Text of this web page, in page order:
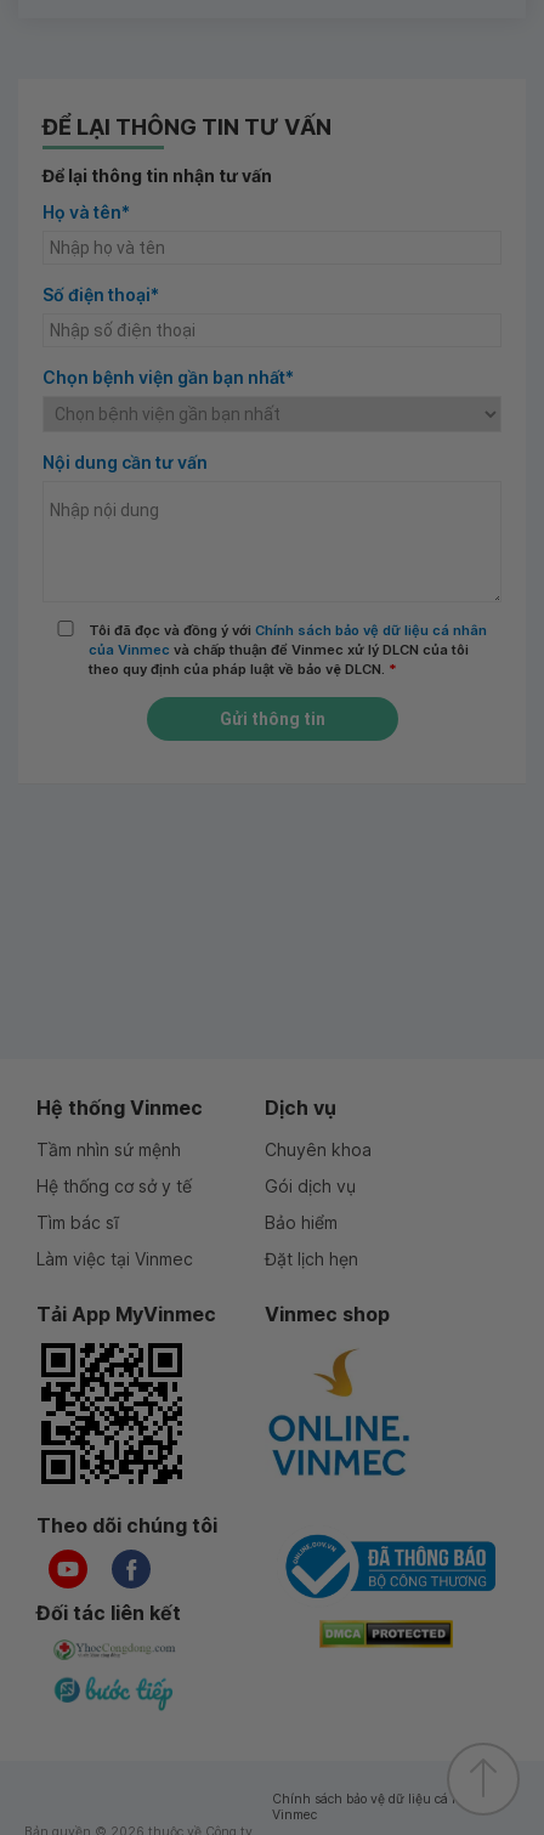
ĐỂ LẠI THÔNG TIN TƯ VẤN
Để lại thông tin nhận tư vấn
Họ và tên*
Số điện thoại*
Chọn bệnh viện gần bạn nhất*
Nội dung cần tư vấn
Tôi đã đọc và đồng ý với Chính sách bảo vệ dữ liệu cá nhân
của Vinmec và chấp thuận để Vinmec xử lý DLCN của tôi
theo quy định của pháp luật về bảo vệ DLCN. *
Gửi thông tin
Hệ thống Vinmec
Tầm nhìn sứ mệnh
Hệ thống cơ sở y tế
Tìm bác sĩ
Làm việc tại Vinmec
Dịch vụ
Chuyên khoa
Gói dịch vụ
Bảo hiểm
Đặt lịch hẹn
Tải App MyVinmec Vinmec shop
Theo dõi chúng tôi
Đối tác liên kết
Chính sách bảo vệ dữ liệu cá nhân của
Vinmec